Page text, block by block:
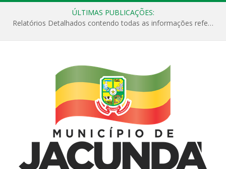
ÚLTIMAS PUBLICAÇÕES:
Relatórios Detalhados contendo todas as informações referentes a execução de recursos destinados ao fomento de projetos culturais no Município de Jacundá entre os anos de 2022 ao presente ano de 2026.